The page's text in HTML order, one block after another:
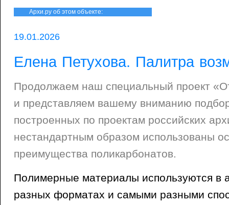
Архи.ру об этом объекте:
19.01.2026
Елена Петухова. Палитра
Продолжаем наш специальный проект
и представляем вашему вниманию
построенных по проектам российских
нестандартным образом использованы
преимущества поликарбонатов.
Полимерные материалы используются в
разных форматах и самыми разными